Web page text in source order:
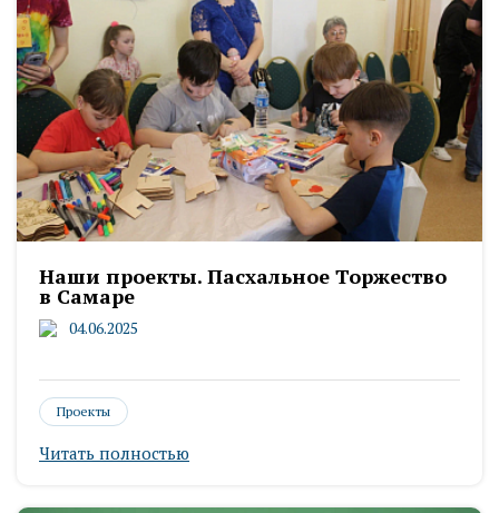
Наши проекты. Пасхальное Торжество
в Самаре
04.06.2025
Проекты
Читать полностью